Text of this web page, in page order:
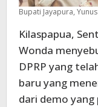
Bupati Jayapura,
Kilaspapua,
Wonda
DPRP yang
baru yang
dari demo yang